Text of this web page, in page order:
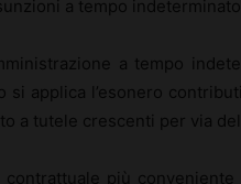
a tempo
a tempo
si applica l’esonero
a tutele crescenti per via
contrattuale più